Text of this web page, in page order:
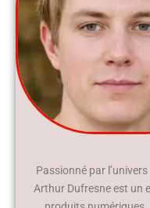
Passionné par
Arthur Dufresne est un